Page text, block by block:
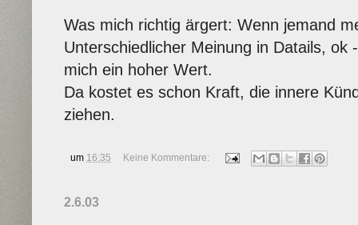
Was mich richtig ärgert: Wenn jemand
Unterschiedlicher Meinung in Datails, ok
mich ein hoher Wert.
Da kostet es schon Kraft, die innere
ziehen.
um 16:35 Keine Kommentare:
2.6.03